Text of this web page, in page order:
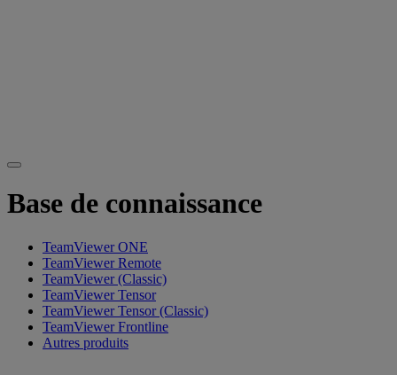
Base de connaissance
TeamViewer ONE
TeamViewer Remote
TeamViewer (Classic)
TeamViewer Tensor
TeamViewer Tensor (Classic)
TeamViewer Frontline
Autres produits